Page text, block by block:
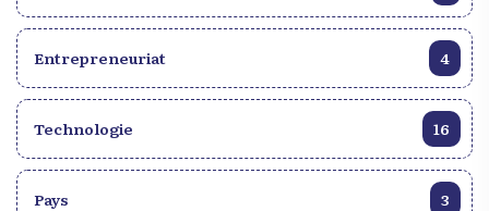
Entrepreneuriat 4
Technologie 16
Pays 3